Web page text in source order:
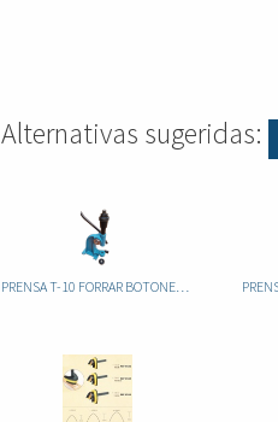
Alternativas sugeridas: